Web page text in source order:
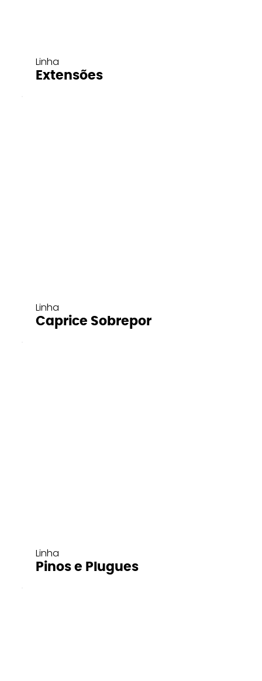
Linha
Extensões
Linha
Caprice Sobrepor
Linha
Pinos e Plugues